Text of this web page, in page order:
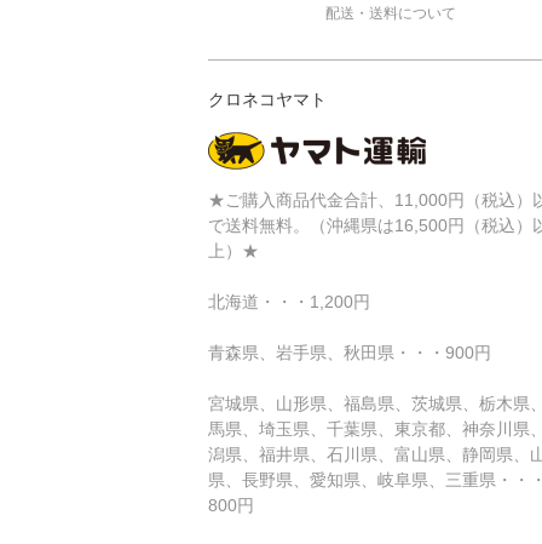
配送・送料について
クロネコヤマト
★ご購入商品代金合計、11,000円（税込）
で送料無料。（沖縄県は16,500円（税込）
上）★
北海道・・・1,200円
青森県、岩手県、秋田県・・・900円
宮城県、山形県、福島県、茨城県、栃木県
馬県、埼玉県、千葉県、東京都、神奈川県
潟県、福井県、石川県、富山県、静岡県、
県、長野県、愛知県、岐阜県、三重県・・・
800円